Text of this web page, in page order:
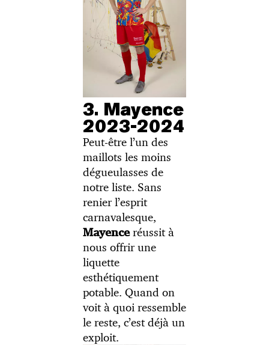
3. Mayence
2023-2024
Peut-être l’un des
maillots les moins
dégueulasses de
notre liste. Sans
renier l’esprit
carnavalesque,
Mayenceréussit à
nous offrir une
liquette
esthétiquement
potable. Quand on
voit à quoi ressemble
le reste, c’est déjà un
exploit.